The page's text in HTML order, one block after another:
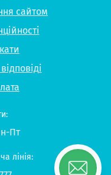
сайтом
Пт
лінія: